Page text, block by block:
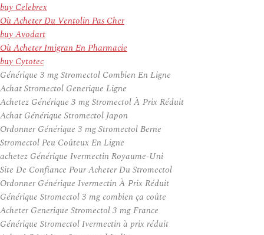
buy Celebrex
Où Acheter Du Ventolin Pas Cher
buy Avodart
Où Acheter Imigran En Pharmacie
buy Cytotec
Générique 3 mg Stromectol Combien En Ligne
Achat Stromectol Generique Ligne
Achetez Générique 3 mg Stromectol À Prix Réduit
Achat Générique Stromectol Japon
Ordonner Générique 3 mg Stromectol Berne
Stromectol Peu Coûteux En Ligne
achetez Générique Ivermectin Royaume-Uni
Site De Confiance Pour Acheter Du Stromectol
Ordonner Générique Ivermectin À Prix Réduit
Générique Stromectol 3 mg combien ça coûte
Acheter Generique Stromectol 3 mg France
Générique Stromectol Ivermectin à prix réduit